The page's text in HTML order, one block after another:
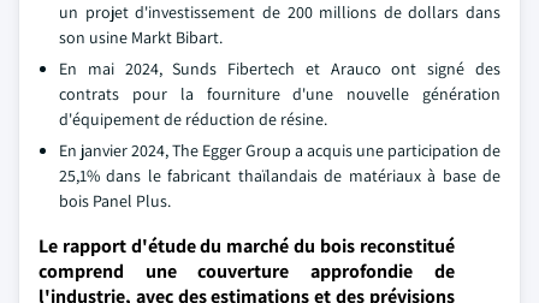
un projet d'investissement de 200 millions de dollars dans
son usine Markt Bibart.
En mai 2024, Sunds Fibertech et Arauco ont signé des
contrats pour la fourniture d'une nouvelle génération
d'équipement de réduction de résine.
En janvier 2024, The Egger Group a acquis une participation de
25,1% dans le fabricant thaïlandais de matériaux à base de
bois Panel Plus.
Le rapport d'étude du marché du bois reconstitué
comprend une couverture approfondie de
l'industrie, avec des estimations et des prévisions